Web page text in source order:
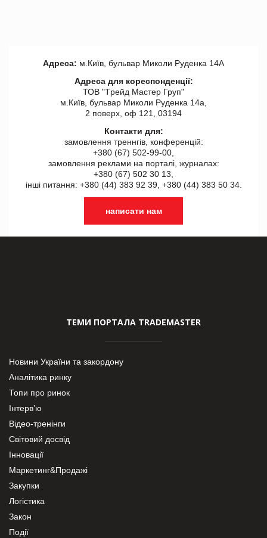
Адреса: м.Київ, бульвар Миколи Руденка 14А
Адреса для кореспонденції:
ТОВ "Tрейд Мастер Груп"
м.Київ, бульвар Миколи Руденка 14а,
2 поверх, оф 121, 03194
Контакти для:
замовлення треннгів, конференцій:
+380 (67) 502-99-00,
замовлення реклами на порталі, журналах:
+380 (67) 502 30 13,
інші питання: +380 (44) 383 92 39, +380 (44) 383 50 34.
написати нам
ТЕМИ ПОРТАЛА TRADEMASTER
Новини України та закордону
Аналітика ринку
Топи про ринок
Інтерв’ю
Відео-тренінги
Світовий досвід
Інновації
Маркетинг&Продажі
Закупки
Логістика
Закон
Події